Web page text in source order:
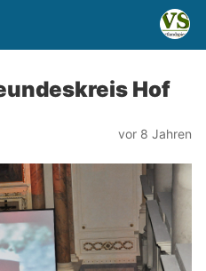
Hof
vor 8 Jahren